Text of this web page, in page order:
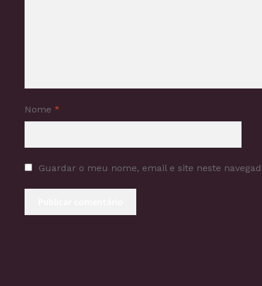
Nome *
Guardar o meu nome, email e site neste